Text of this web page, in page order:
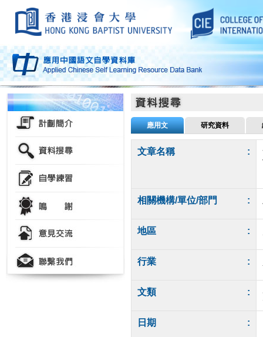
應用文 研究資料
文章名稱 :
相關機構/單位/部門 :
地區 :
行業 :
文類 :
日期 :